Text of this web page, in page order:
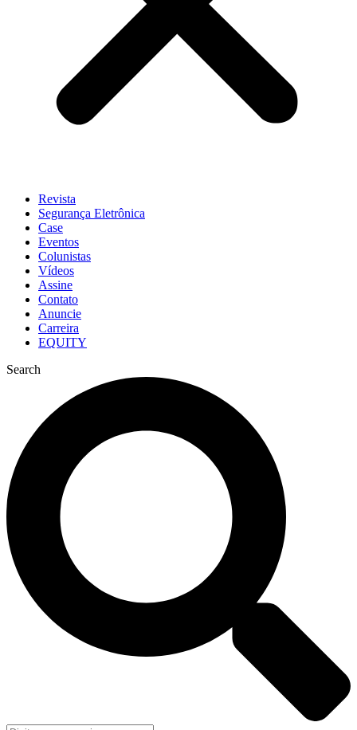
Revista
Segurança Eletrônica
Case
Eventos
Colunistas
Vídeos
Assine
Contato
Anuncie
Carreira
EQUITY
Search